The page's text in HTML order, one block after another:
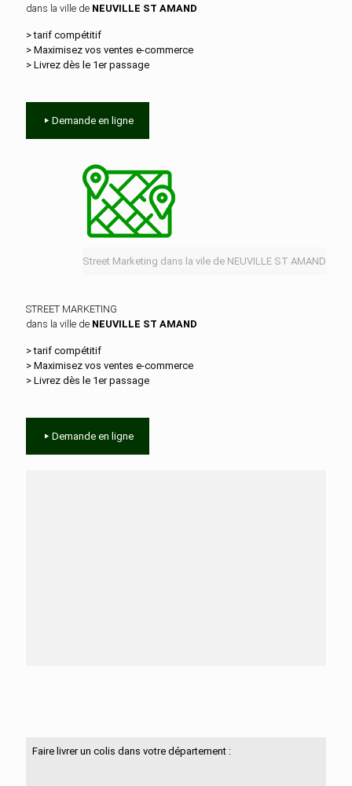
dans la ville de NEUVILLE ST AMAND
> tarif compétitif
> Maximisez vos ventes e‑commerce
> Livrez dès le 1er passage
Demande en ligne
Street Marketing dans la vile de NEUVILLE ST AMAND
STREET MARKETING
dans la ville de NEUVILLE ST AMAND
> tarif compétitif
> Maximisez vos ventes e‑commerce
> Livrez dès le 1er passage
Demande en ligne
Faire livrer un colis dans votre département :